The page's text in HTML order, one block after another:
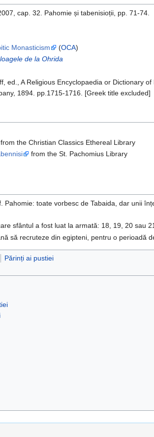
cap. 32. Pahomie și tabenisioții, pp. 71-74.
Monasticism
(OCA)
de la Ohrida
ed., A Religious Encyclopaedia or Dictionary
1894. pp.1715-1716. [Greek title excluded]
from the Christian Classics Ethereal Library
from the St. Pachomius Library
toate vorbesc de Tabaida, dar unii
sfântul a fost luat la armată: 18, 19, 20 sau
să recruteze din egipteni, pentru o perioadă
Părinți ai pustiei